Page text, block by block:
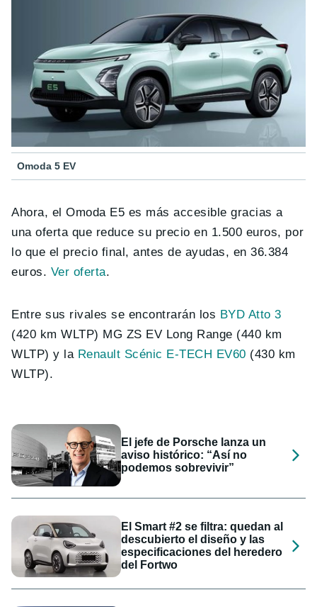
Omoda 5 EV
Ahora, el Omoda E5 es más accesible gracias a
una oferta que reduce su precio en 1.500 euros, por
lo que el precio final, antes de ayudas, en 36.384
euros. Ver oferta.
Entre sus rivales se encontrarán los BYD Atto 3
(420 km WLTP) MG ZS EV Long Range (440 km
WLTP) y la Renault Scénic E-TECH EV60 (430 km
WLTP).
El jefe de Porsche lanza un
aviso histórico: “Así no
podemos sobrevivir”
El Smart #2 se filtra: quedan al
descubierto el diseño y las
especificaciones del heredero
del Fortwo